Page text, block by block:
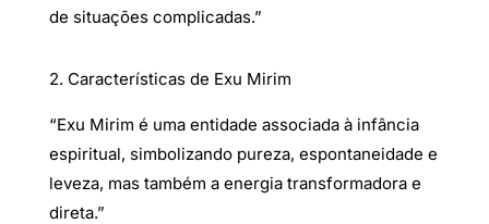
de situações complicadas.”
2. Características de Exu Mirim
“Exu Mirim é uma entidade associada à infância
espiritual, simbolizando pureza, espontaneidade e
leveza, mas também a energia transformadora e
direta.”